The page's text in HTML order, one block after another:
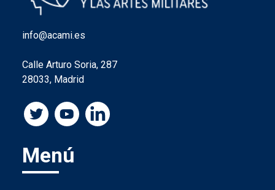
info@acami.es
Calle Arturo Soria, 287
28033, Madrid
Menú